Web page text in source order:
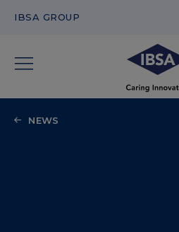
IBSA GROUP
NEWS